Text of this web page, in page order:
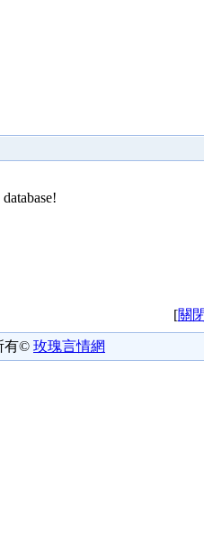
[關
有© 玫瑰言情網